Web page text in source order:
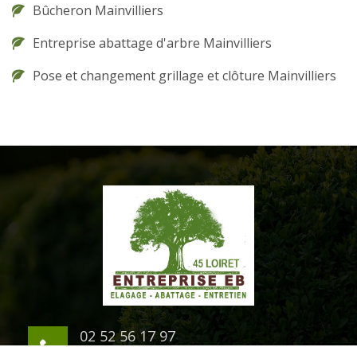
Bûcheron Mainvilliers
Entreprise abattage d'arbre Mainvilliers
Pose et changement grillage et clôture Mainvilliers
02 52 56 17 97